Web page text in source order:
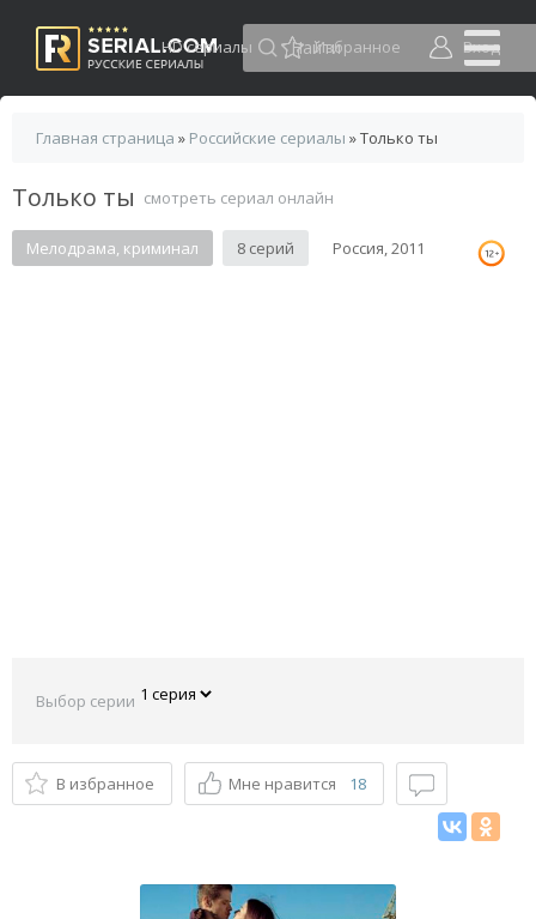
HD сериалы Избранное Вход
Главная страница » Российские сериалы » Только ты
Только ты смотреть сериал онлайн
Мелодрама, криминал 8 серий Россия, 2011
Выбор серии
В избранное Мне нравится 18